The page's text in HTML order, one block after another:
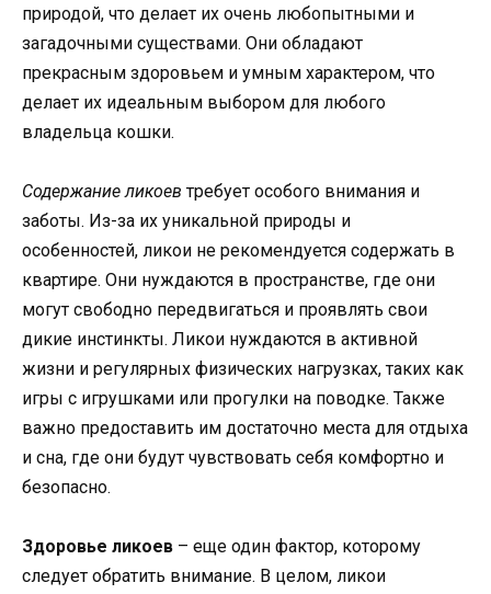
природой, что делает их очень любопытными и
загадочными существами. Они обладают
прекрасным здоровьем и умным характером, что
делает их идеальным выбором для любого
владельца кошки.
Содержание ликоев требует особого внимания и
заботы. Из-за их уникальной природы и
особенностей, ликои не рекомендуется содержать в
квартире. Они нуждаются в пространстве, где они
могут свободно передвигаться и проявлять свои
дикие инстинкты. Ликои нуждаются в активной
жизни и регулярных физических нагрузках, таких как
игры с игрушками или прогулки на поводке. Также
важно предоставить им достаточно места для отдыха
и сна, где они будут чувствовать себя комфортно и
безопасно.
Здоровье ликоев – еще один фактор, которому
следует обратить внимание. В целом, ликои